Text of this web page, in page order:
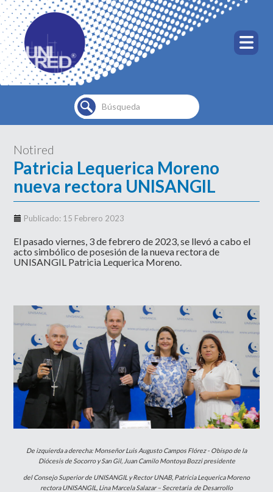
Buscar...
Notired
Patricia Lequerica Moreno
nueva rectora UNISANGIL
Publicado: 15 Febrero 2023
El pasado viernes, 3 de febrero de 2023, se llevó a cabo el
acto simbólicode posesión de la nueva rectora de
UNISANGIL Patricia Lequerica Moreno.
De izquierda a derecha: Monseñor Luis Augusto Campos Flórez - Obispo de la
Diócesis de Socorro y San Gil, Juan Camilo Montoya Bozzi presidente
delConsejoSuperior de UNISANGIL y Rector UNAB, Patricia Lequerica Moreno
rectora UNISANGIL, Lina MarcelaSalazar – Secretaria de Desarrollo